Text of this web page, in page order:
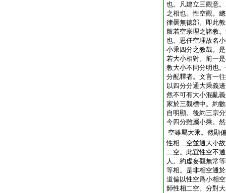
也。凡建立三觀意
之相也。性空觀。
律曇無徳部。即此
般若空宗理之諸教
也。思任空理故名
小乘四分之教哉。
若大小相對。前一
教大小不同分明也
分配釋者。文言一
以四分分通大乘義
然不可有大小混亂
家於三觀標中。約
自明顯。後約三宗
今四分雖屬小乘。
空雖屬大乘。然顯
性相二空並通大小
二空。此宜性空不
人。約虚妄觀無常
等相。是非相空通
道偏以性空爲小相
師性相二空。分對